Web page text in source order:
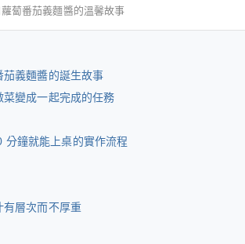
蔔番茄義麵醬的溫馨故事
義麵醬的誕生故事
變成一起完成的任務
鐘就能上桌的實作流程
有層次而不厚重